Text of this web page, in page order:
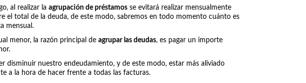
al realizar la agrupación de préstamos se evitará realizar mensualmente
el total de la deuda, de este modo, sabremos en todo momento cuánto es
mensual.
menor, la razón principal de agrupar las deudas, es pagar un importe
disminuir nuestro endeudamiento, y de este modo, estar más aliviado
a la hora de hacer frente a todas las facturas.